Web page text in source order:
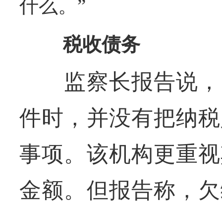
什么。”
税收债务
监察长报告说，
件时，并没有把纳
事项。该机构更重
金额。但报告称，